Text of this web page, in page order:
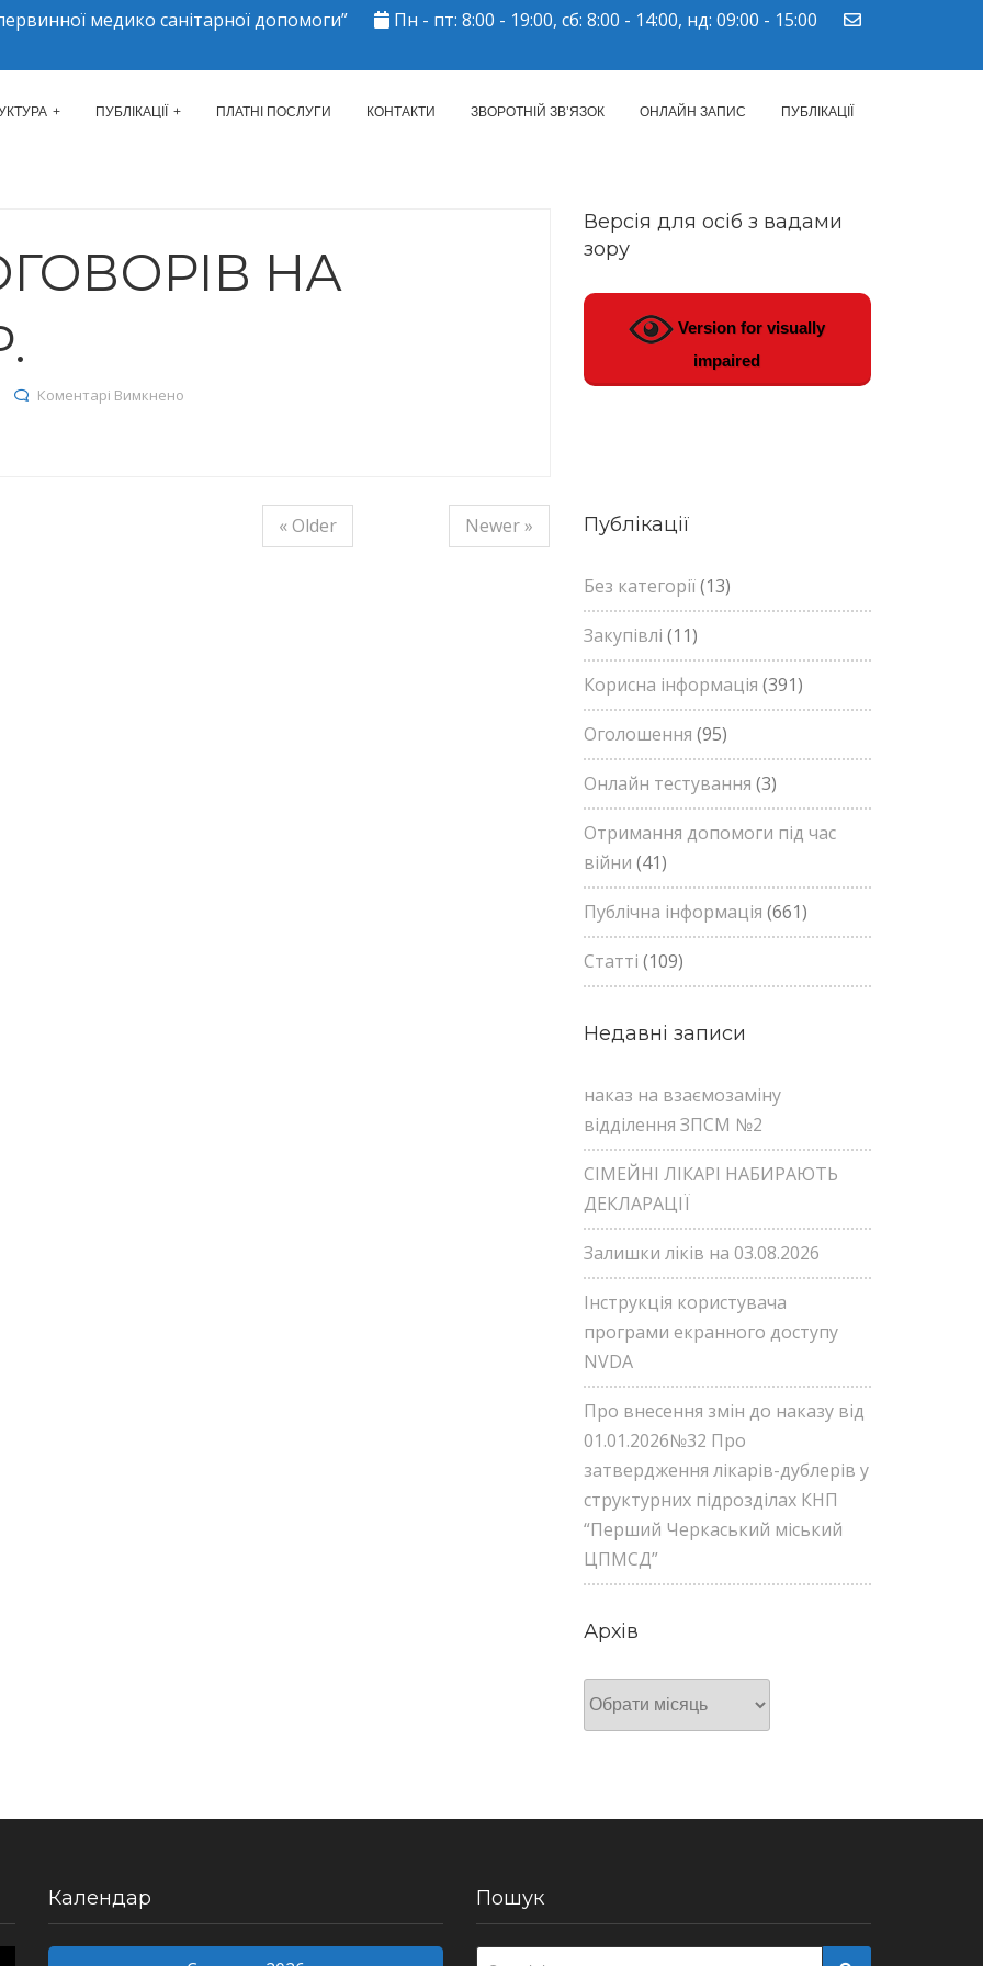
медико санітарної допомоги”
Пн - пт: 8:00 - 19:00, сб: 8:00 - 14:00, нд: 09:00 - 15:00
МІСЬКИЙ ЦЕНТР ПМСД"
ПУБЛІКАЦІЇ ПЛАТНІ ПОСЛУГИ КОНТАКТИ ЗВОРОТНІЙ ЗВ’ЯЗОК ОНЛАЙН ЗАПИС ПУБЛІКАЦІЇ
НА
Коментарі Вимкнено
« Older
Newer »
Версія для осіб з вадами
зору
Version for visually
impaired
Публікації
Без категорії(13)
Закупівлі (11)
Корисна інформація (391)
Оголошення (95)
Онлайн тестування (3)
Отримання допомоги під час
війни (41)
Публічна інформація (661)
Статті (109)
Недавні записи
наказ на взаємозаміну
відділення ЗПСМ №2
СІМЕЙНІ ЛІКАРІ НАБИРАЮТЬ
ДЕКЛАРАЦІЇ
Залишки ліків на 03.08.2026
Інструкція користувача
програми екранного доступу
NVDA
Про внесення змін до наказу від
01.01.2026№32 Про
затвердження лікарів-дублерів у
структурних підрозділах КНП
“Перший Черкаський міський
ЦПМСД”
Архів
Архів
Календар Пошук